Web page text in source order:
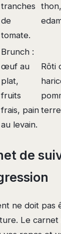
tranches
de
tomate.
Brunch :
œuf au
plat,
fruits
frais, pain
au levain.
Rôti
de
ne doit pas
Le carnet